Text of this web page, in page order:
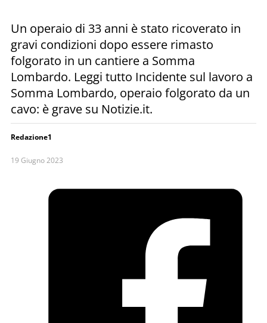
Un operaio di 33 anni è stato ricoverato in
gravi condizioni dopo essere rimasto
folgorato in un cantiere a Somma
Lombardo. Leggi tutto Incidente sul lavoro a
Somma Lombardo, operaio folgorato da un
cavo: è grave su Notizie.it.
Redazione1
19 Giugno 2023